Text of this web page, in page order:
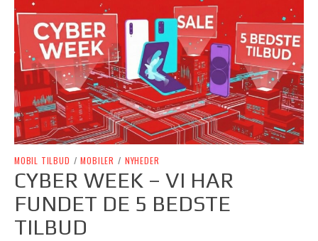
MOBIL TILBUD / MOBILER / NYHEDER
CYBER WEEK – VI HAR
FUNDET DE 5 BEDSTE
TILBUD